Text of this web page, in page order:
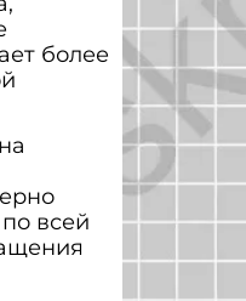
более
всей